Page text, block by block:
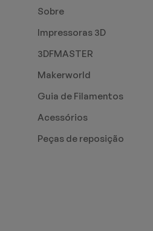
Sobre
Impressoras 3D
3DFMASTER
Makerworld
Guia de Filamentos
Acessórios
Peças de reposição